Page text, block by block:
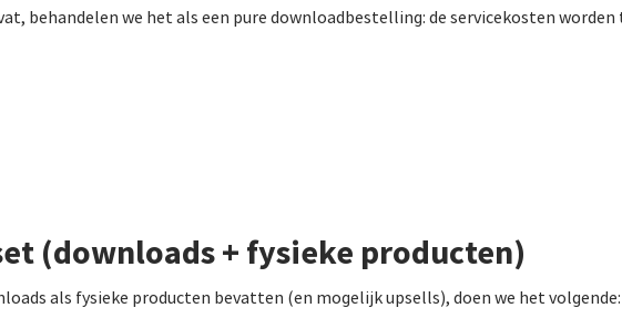
behandelen we het als een pure downloadbestelling: de servicekosten
(downloads + fysieke producten)
als fysieke producten bevatten (en mogelijk upsells), doen we het volgende: